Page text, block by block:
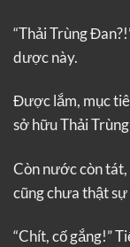
“Thải Trùng
dược này.
Được lắm, mục
sở hữu Thải
Còn nước còn tát,
cũng chưa thật
“Chít, cố gắng!”